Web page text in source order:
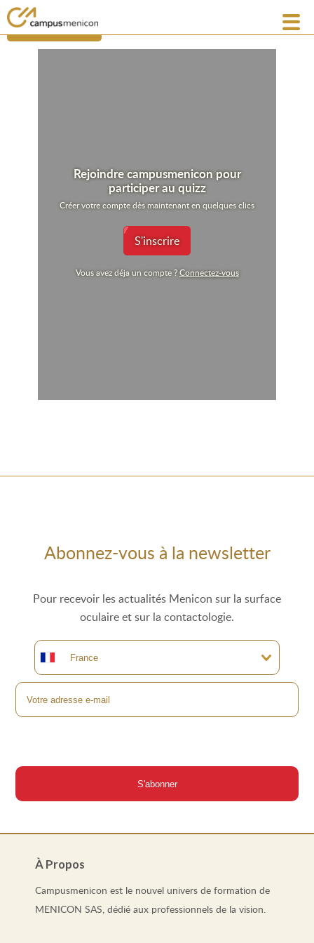
revenir à la liste
Rejoindre campusmenicon pour
participer au quizz
Créer votre compte dès maintenant en quelques clics
S'inscrire
Vous avez déja un compte ?Connectez-vous
Abonnez-vous à la newsletter
Pour recevoir les actualités Menicon sur la surface
oculaire et sur la contactologie.
À Propos
Campusmenicon est le nouvel univers de formation de
MENICON SAS, dédié aux professionnels de la vision.